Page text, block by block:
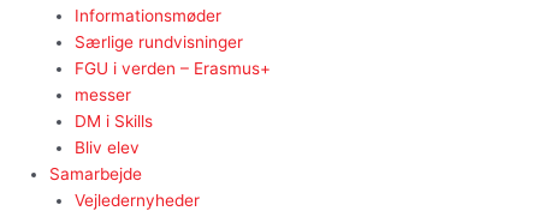
Informationsmøder
Særlige rundvisninger
FGU i verden – Erasmus+
messer
DM i Skills
Bliv elev
Samarbejde
Vejledernyheder